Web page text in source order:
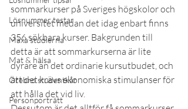
Lösnummer testar
Maxa studierna
Mat & hälsa
Örebro studentkår
Personporträtt
sommarkurser på Sveriges högskolor och
universitet medan det idag enbart finns
356 sökbara kurser. Bakgrunden till
detta är att sommarkurserna är lite
dyrare än det ordinarie kursutbudet, och
att det krävs ekonomiska stimulanser för
att hålla det vid liv.